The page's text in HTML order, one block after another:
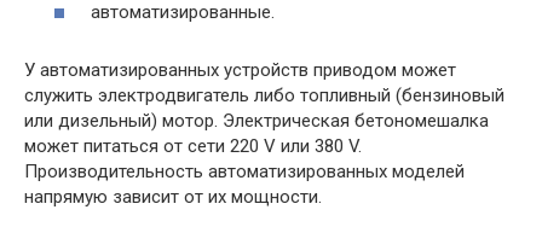
автоматизированные.
У автоматизированных устройств приводом может
служить электродвигатель либо топливный (бензиновый
или дизельный) мотор. Электрическая бетономешалка
может питаться от сети 220 V или 380 V.
Производительность автоматизированных моделей
напрямую зависит от их мощности.